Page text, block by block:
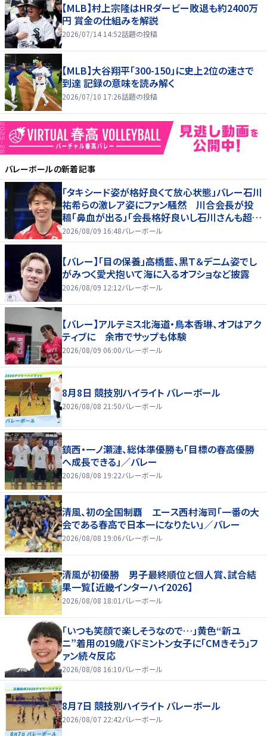
【MLB】村上宗隆はHRダービー敗退も約2400万
円 賞金の仕組みを解説
2026/07/14 14:52話題の投稿
【MLB】大谷翔平「300-150」に史上2位の速さで
到達 記録の意味を読み解く
2026/07/10 17:26話題の投稿
バレーボールの新着記事
「タキシード姿が格好良くて放心状態」バレー石川
祐希らの激レア姿にファン騒然 川合会長が投
稿「鼻血が出る」「会長格好良いし石川さんも超格
好いい」
2026/08/09 16:48バレーボール
【バレー】「目の保養」高橋藍、黒Ｔ＆デニム姿でし
がみつく愛犬抱いて海に入るオフショなど披露
2026/08/09 12:12バレーボール
【バレー】アルテミス北海道・鳥本香琳、オフはアク
ティブに 余市でサップも体験
2026/08/09 06:00バレーボール
8月8日 競技別ハイライト バレーボール
2026/08/08 21:50バレーボール
鎮西・一ノ瀬漣、総体準優勝も「目標の春高優勝
へ成長できる」／バレー
2026/08/08 19:22バレーボール
清風、初の全国制覇 エース西村海司「一番の大
会である春高で日本一になりたい」／バレー
2026/08/08 19:06バレーボール
清風が初優勝 男子最終順位と個人賞、試合結
果一覧【近畿インターハイ2026】
2026/08/08 18:01 バレーボール
「いつも笑顔で楽しそうなので…」黄色“新ユ
ニ”着用の19歳バドミントン女子に「CMきそう」フ
ァン続々反応
2026/08/08 16:10バレーボール
8月7日 競技別ハイライト バレーボール
2026/08/07 22:42バレーボール